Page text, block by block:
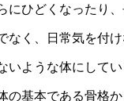
ひどくなったり
く、日常気を付
ような体にして
基本である骨格